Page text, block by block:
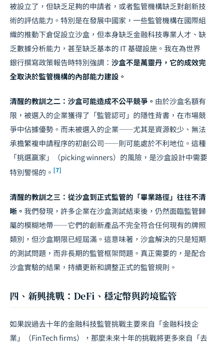
被設立了，但缺乏足夠的申請者，或者監管機構缺乏對創新技
術的評估能力。特別是在發展中國家，一些監管機構在國際組
織的推動下倉促設立沙盒，但本身缺乏金融科技專業人才、缺
乏數據分析能力，甚至缺乏基本的 IT 基礎設施。我在為世界
銀行撰寫政策報告時特別強調： 沙盒不是萬靈丹，它的成效完
全取決於監管機構的內部能力建設。
清醒的教訓之二：沙盒可能造成不公平競爭。 由於沙盒名額有
限，被選入的企業獲得了「監管認可」的隱性背書，在市場競
爭中佔據優勢。而未被選入的企業——尤其是資源較少、無法
承擔繁複申請程序的初創公司——則可能處於不利地位。這種
「挑選贏家」（picking winners）的風險，是沙盒設計中需要
特別警惕的。 [7]
清醒的教訓之三：從沙盒到正式監管的「畢業路徑」往往不清
晰。 我們發現，許多企業在沙盒測試結束後，仍然面臨監管歸
屬的模糊地帶——它們的創新產品不完全符合任何現有的牌照
類別，但沙盒期限已經屆滿。這意味著，沙盒解決的只是短期
的測試問題，而非長期的監管框架問題。真正需要的，是配合
沙盒實驗的結果，持續更新和調整正式的監管規則。
四、新興挑戰：DeFi、穩定幣與跨境監管
如果說過去十年的金融科技監管挑戰主要來自「金融科技企
業」（FinTech firms），那麼未來十年的挑戰將更多來自「去